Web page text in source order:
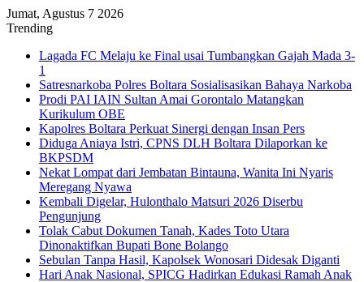
Jumat, Agustus 7 2026
Trending
Lagada FC Melaju ke Final usai Tumbangkan Gajah Mada 3-
1
Satresnarkoba Polres Boltara Sosialisasikan Bahaya Narkoba
Prodi PAI IAIN Sultan Amai Gorontalo Matangkan
Kurikulum OBE
Kapolres Boltara Perkuat Sinergi dengan Insan Pers
Diduga Aniaya Istri, CPNS DLH Boltara Dilaporkan ke
BKPSDM
Nekat Lompat dari Jembatan Bintauna, Wanita Ini Nyaris
Meregang Nyawa
Kembali Digelar, Hulonthalo Matsuri 2026 Diserbu
Pengunjung
Tolak Cabut Dokumen Tanah, Kades Toto Utara
Dinonaktifkan Bupati Bone Bolango
Sebulan Tanpa Hasil, Kapolsek Wonosari Didesak Diganti
Hari Anak Nasional, SPICG Hadirkan Edukasi Ramah Anak